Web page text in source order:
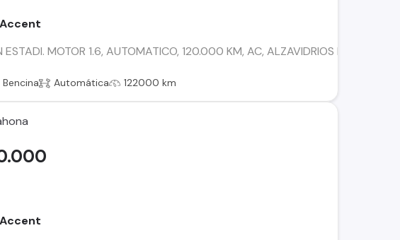
ESTADI. MOTOR 1.6, AUTOMATICO, 120.000 KM, AC, ALZAVIDRIOS
Bencina Automática 122000 km